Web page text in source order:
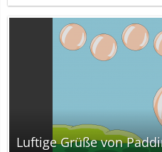
Luftige Grüße von